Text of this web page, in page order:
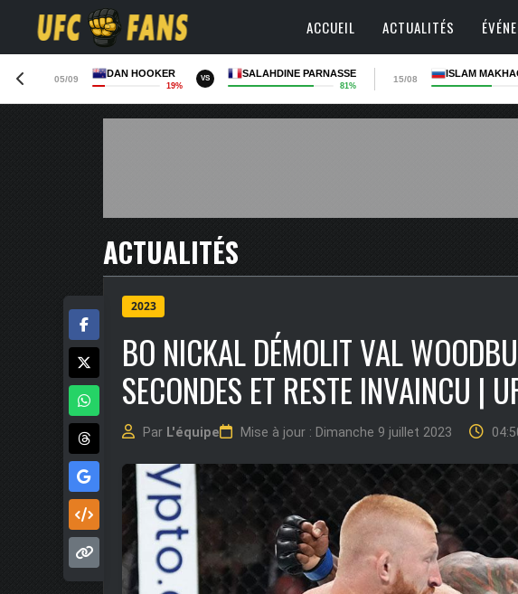
ACCUEIL ACTUALITÉS
05/09
DAN HOOKER
19%
VS SALAHDINE PARNASSE
81%
15/08
ISLAM
ACTUALITÉS
2023
BO NICKAL DÉMOLIT VAL
SECONDES ET RESTE INVAINCU |
Par L'équipe Mise à jour : Dimanche 9 juillet 2023